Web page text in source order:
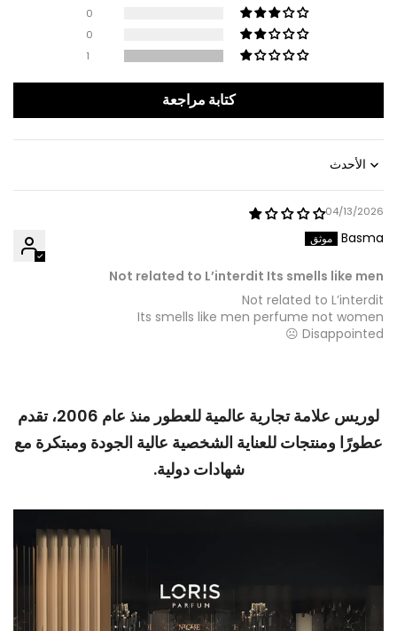
0
0
1
كتابة مراجعة
Sort by
04/13/2026
Basma
Not related to L’interdit Its smells like men
Not related to L’interdit
Its smells like men perfume not women
Disappointed ☹️
لوريس علامة تجارية عالمية للعطور منذ عام 2006، تقدم
عطورًا ومنتجات للعناية الشخصية عالية الجودة ومبتكرة مع
شهادات دولية.